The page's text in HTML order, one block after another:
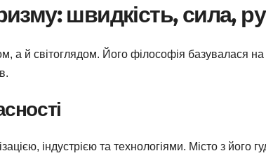
швидкість, сила,
а й світоглядом. Його філософія базувалася на
індустрією та технологіями. Місто з його